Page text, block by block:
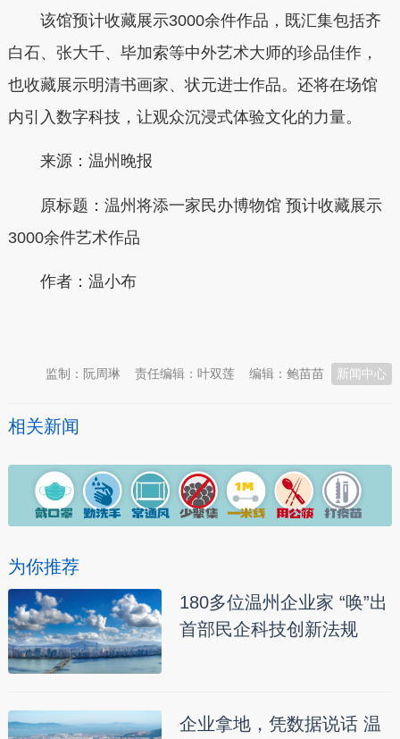
该馆预计收藏展示3000余件作品，既汇集包括齐
白石、张大千、毕加索等中外艺术大师的珍品佳作，
也收藏展示明清书画家、状元进士作品。还将在场馆
内引入数字科技，让观众沉浸式体验文化的力量。
来源：温州晚报
原标题：温州将添一家民办博物馆 预计收藏展示
3000余件艺术作品
作者：温小布
新闻中心
编辑：鲍苗苗
责任编辑：叶双莲
监制：阮周琳
相关新闻
为你推荐
180多位温州企业家 “唤”出
首部民企科技创新法规
企业拿地，凭数据说话 温